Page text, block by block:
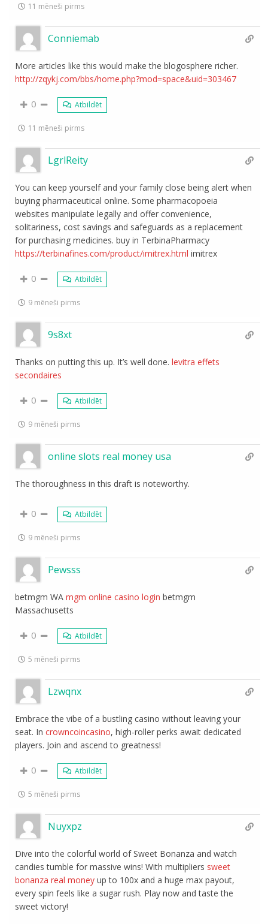
11 mēneši pirms
Conniemab
More articles like this would make the blogosphere richer.
http://zqykj.com/bbs/home.php?mod=space&uid=303467
0 Atbildēt
11 mēneši pirms
LgrlReity
You can keep yourself and your family close being alert when
buying pharmaceutical online. Some pharmacopoeia
websites manipulate legally and offer convenience,
solitariness, cost savings and safeguards as a replacement
for purchasing medicines. buy in TerbinaPharmacy
https://terbinafines.com/product/imitrex.html imitrex
0 Atbildēt
9 mēneši pirms
9s8xt
Thanks on putting this up. It’s well done.levitra effets
secondaires
0 Atbildēt
9 mēneši pirms
online slots real money usa
The thoroughness in this draft is noteworthy.
0 Atbildēt
9 mēneši pirms
Pewsss
betmgm WAmgm online casino login betmgm
Massachusetts
0 Atbildēt
5 mēneši pirms
Lzwqnx
Embrace the vibe of a bustling casino without leaving your
seat. Incrowncoincasino, high-roller perks await dedicated
players. Join and ascend to greatness!
0 Atbildēt
5 mēneši pirms
Nuyxpz
Dive into the colorful world of Sweet Bonanza and watch
candies tumble for massive wins! With multipliers sweet
bonanza real money up to 100x and a huge max payout,
every spin feels like a sugar rush. Play now and taste the
sweet victory!